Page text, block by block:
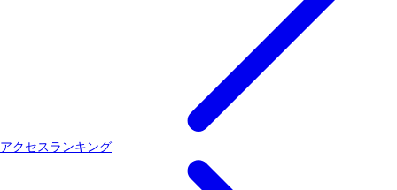
アクセスランキング